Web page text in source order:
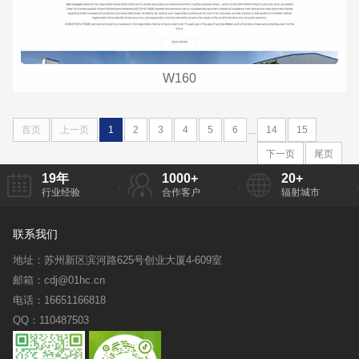
W160
首页 上一页 1 2 3 4 5 6 ... 14 15
下一页 尾页
19年
行业经验
1000+
合作客户
20+
辐射城市
联系我们
地址：苏州新区滨河路625号创业大厦4-609室
邮箱：cdj@01hc.cn
电话：16651166818
QQ：110487503